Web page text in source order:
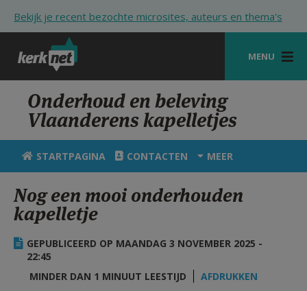
Bekijk je recent bezochte microsites, auteurs en thema's
MENU
STARTPAGINA
KERK
VIERINGEN
ZOEKEN
HULP
STARTPAGINA PORTAAL
Onderhoud en beleving
Vlaanderens kapelletjes
STARTPAGINA CONTACTEN MEER
Nog een mooi onderhouden
kapelletje
GEPUBLICEERD OP MAANDAG 3 NOVEMBER 2025 -
22:45
MINDER DAN 1 MINUUT LEESTIJD
AFDRUKKEN